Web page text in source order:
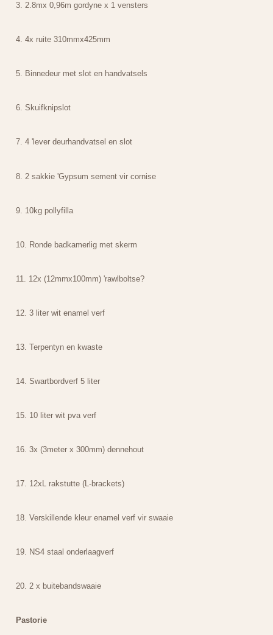
3. 2.8mx 0,96m gordyne x 1 vensters
4. 4x ruite 310mmx425mm
5. Binnedeur met slot en handvatsels
6. Skuifknipslot
7. 4 'lever deurhandvatsel en slot
8. 2 sakkie 'Gypsum sement vir cornise
9. 10kg pollyfilla
10. Ronde badkamerlig met skerm
11. 12x (12mmx100mm) 'rawlboltse?
12. 3 liter wit enamel verf
13. Terpentyn en kwaste
14. Swartbordverf 5 liter
15. 10 liter wit pva verf
16. 3x (3meter x 300mm) dennehout
17. 12xL rakstutte (L-brackets)
18. Verskillende kleur enamel verf vir swaaie
19. NS4 staal onderlaagverf
20. 2 x buitebandswaaie
Pastorie